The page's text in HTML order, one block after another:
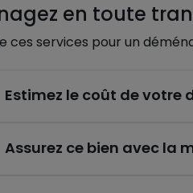
en toute
ces services pour un
Estimez le coût de votre
Assurez ce bien avec la